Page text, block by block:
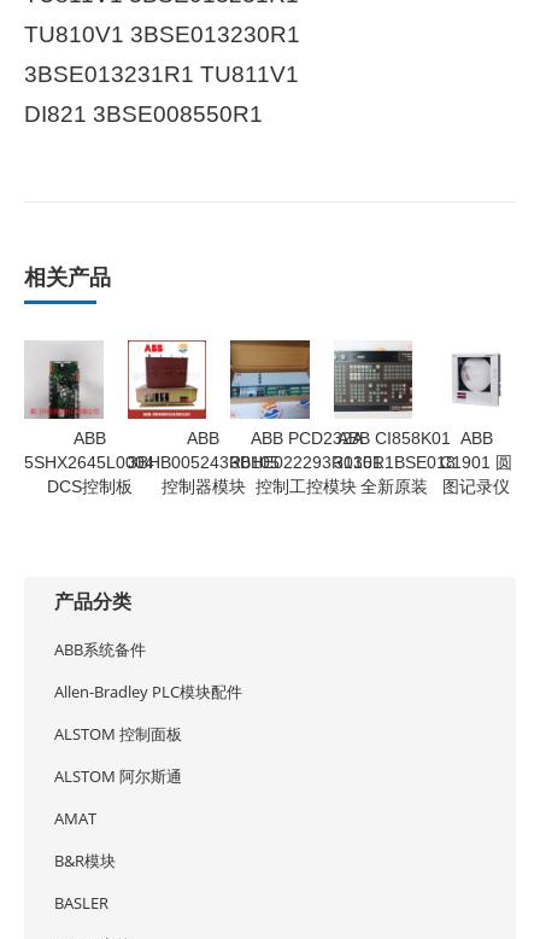
TU810V1 3BSE013230R1
3BSE013231R1 TU811V1
DI821 3BSE008550R1
相关产品
ABB
5SHX2645L0004
DCS控制板
ABB
3BHB005243R0105
控制器模块
ABB PCD232A
3BHE022293R0101
控制工控模块
ABB CI858K01
3135R1BSE018
全新原装
ABB
C1901 圆
图记录仪
产品分类
ABB系统备件
Allen-Bradley PLC模块配件
ALSTOM 控制面板
ALSTOM 阿尔斯通
AMAT
B&R模块
BASLER